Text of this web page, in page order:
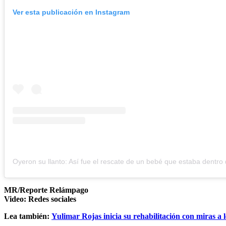
Ver esta publicación en Instagram
MR/Reporte Relámpago
Video: Redes sociales
Lea también: Yulimar Rojas inicia su rehabilitación con miras a